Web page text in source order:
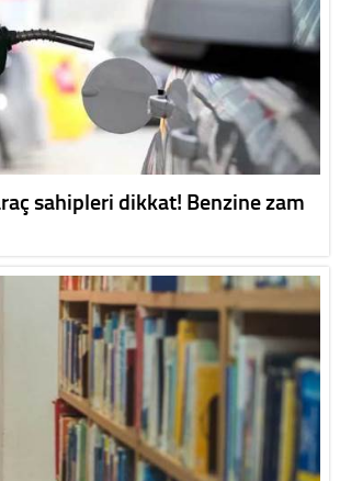
sahipleri dikkat! Benzine zam